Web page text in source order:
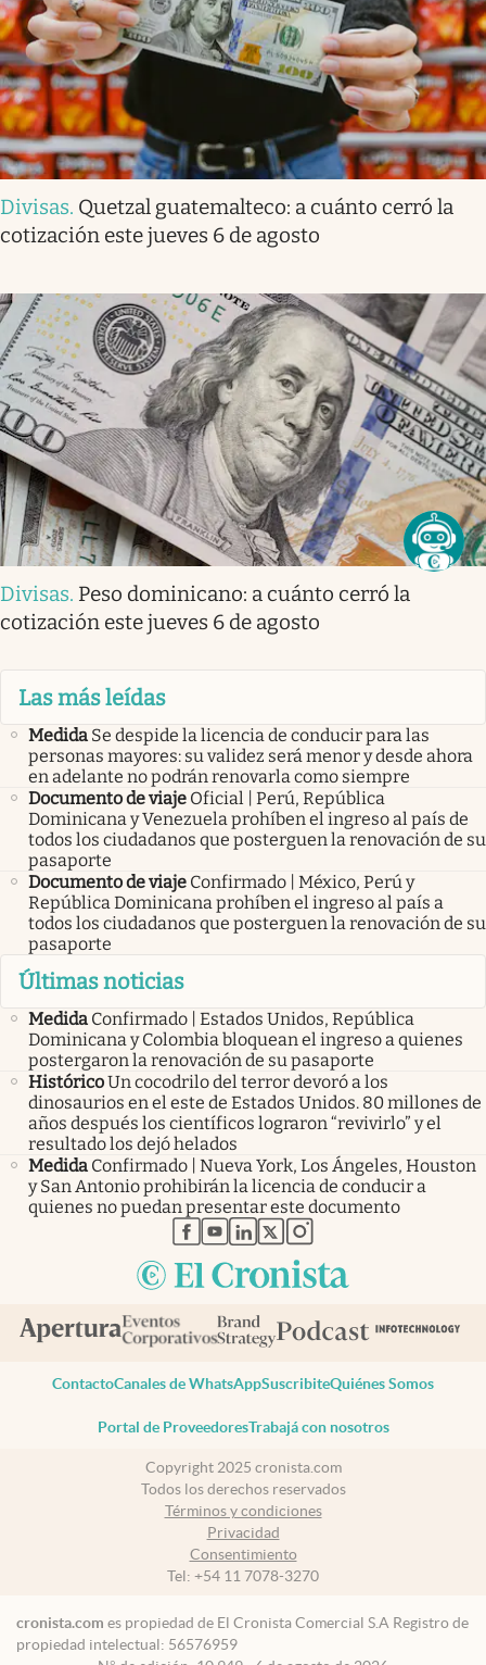
Divisas. Quetzal guatemalteco: a cuánto cerró la
cotización este jueves 6 de agosto
Divisas. Peso dominicano: a cuánto cerró la
cotización este jueves 6 de agosto
Las más leídas
Medida Se despide la licencia de conducir para las
personas mayores: su validez será menor y desde ahora
en adelante no podrán renovarla como siempre
Documento de viaje Oficial | Perú, República
Dominicana y Venezuela prohíben el ingreso al país de
todos los ciudadanos que posterguen la renovación de su
pasaporte
Documento de viaje Confirmado | México, Perú y
República Dominicana prohíben el ingreso al país a
todos los ciudadanos que posterguen la renovación de su
pasaporte
Últimas noticias
Medida Confirmado | Estados Unidos, República
Dominicana y Colombia bloquean el ingreso a quienes
postergaron la renovación de su pasaporte
HistóricoUn cocodrilo del terror devoró a los
dinosaurios en el este de Estados Unidos. 80 millones de
años después los científicos lograron “revivirlo” y el
resultado los dejó helados
Medida Confirmado | Nueva York, Los Ángeles, Houston
y San Antonio prohibirán la licencia de conducir a
quienes no puedan presentar este documento
abre en nueva pestaña
abre en nueva pestaña
abre en nueva pestaña
abre en nueva pestaña
abre en nueva pestaña
ContactoCanales de WhatsAppSuscribiteQuiénes Somos
Portal de ProveedoresTrabajá con nosotros
Copyright 2025 cronista.com
Todos los derechos reservados
Términos y condiciones
Privacidad
Consentimiento
Tel: +54 11 7078-3270
cronista.com es propiedad de El Cronista Comercial S.A Registro de
propiedad intelectual: 56576959